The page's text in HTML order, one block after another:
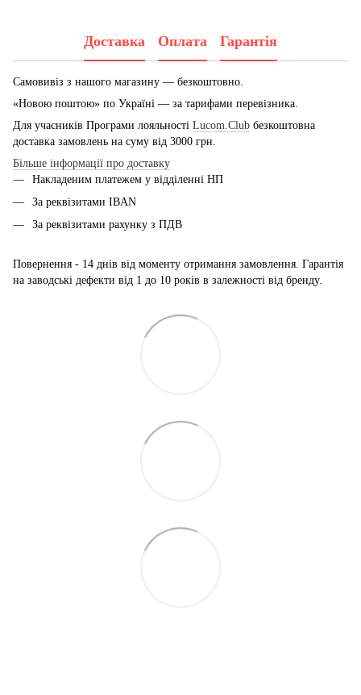
Доставка Оплата Гарантія
Самовивіз з нашого магазину — безкоштовно.
«Новою поштою» по Україні — за тарифами перевізника.
Для учасників Програми лояльності Lucom.Club безкоштовна
доставка замовлень на суму від 3000 грн.
Більше інформації про доставку
Накладеним платежем у відділенні НП
За реквізитами IBAN
За реквізитами рахунку з ПДВ
Повернення - 14 днів від моменту отримання замовлення. Гарантія
на заводські дефекти від 1 до 10 років в залежності від бренду.